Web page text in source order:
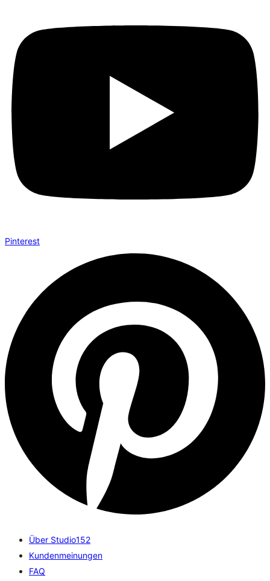
Pinterest
Über Studio152
Kundenmeinungen
FAQ